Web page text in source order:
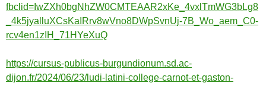
fbclid=IwZXh0bgNhZW0CMTEAAR2xKe_4vxlTmWG3bLg8
_4k5jyalluXCsKaIRrv8wVno8DWpSvnUj-7B_Wo_aem_C0-
rcv4en1zIH_71HYeXuQ
https://cursus-publicus-burgundionum.sd.ac-
dijon.fr/2024/06/23/ludi-latini-college-carnot-et-gaston-